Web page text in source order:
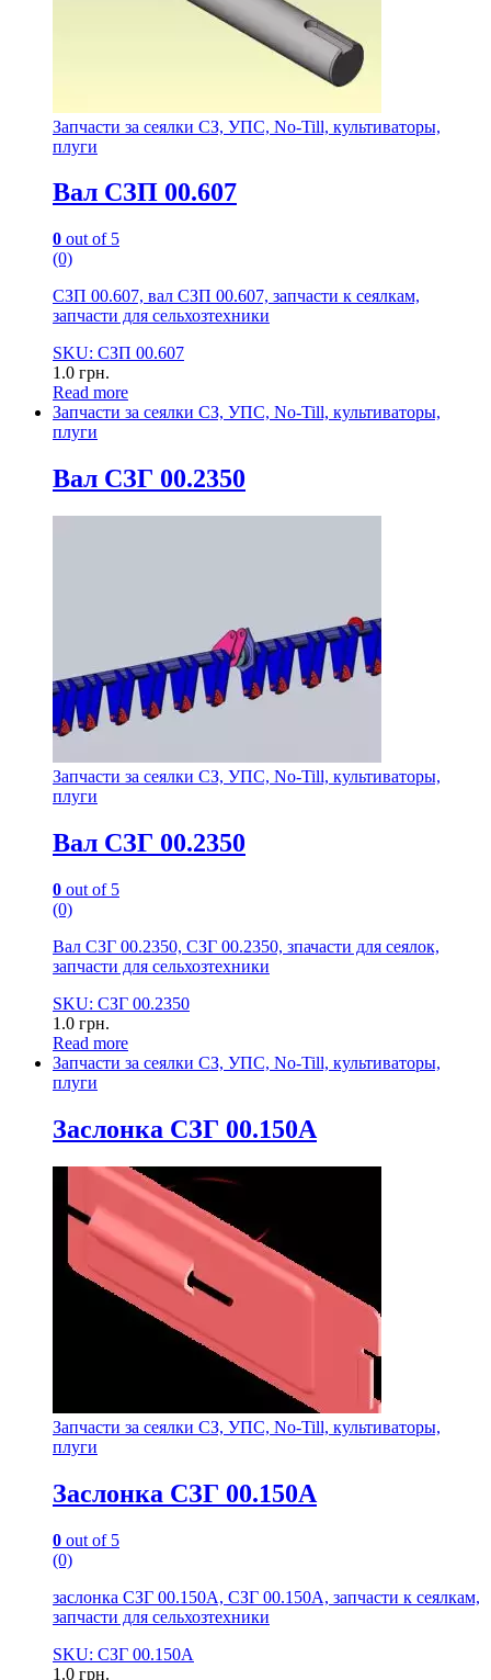
Запчасти за сеялки СЗ, УПС, No-Till, культиваторы,
плуги
Вал СЗП 00.607
0 out of 5
(0)
СЗП 00.607, вал СЗП 00.607, запчасти к сеялкам,
запчасти для сельхозтехники
SKU: СЗП 00.607
1.0 грн.
Read more
Запчасти за сеялки СЗ, УПС, No-Till, культиваторы,
плуги
Вал СЗГ 00.2350
Запчасти за сеялки СЗ, УПС, No-Till, культиваторы,
плуги
Вал СЗГ 00.2350
0 out of 5
(0)
Вал СЗГ 00.2350, СЗГ 00.2350, зпачасти для сеялок,
запчасти для сельхозтехники
SKU: СЗГ 00.2350
1.0 грн.
Read more
Запчасти за сеялки СЗ, УПС, No-Till, культиваторы,
плуги
Заслонка СЗГ 00.150А
Запчасти за сеялки СЗ, УПС, No-Till, культиваторы,
плуги
Заслонка СЗГ 00.150А
0 out of 5
(0)
заслонка СЗГ 00.150А, СЗГ 00.150А, запчасти к сеялкам,
запчасти для сельхозтехники
SKU: СЗГ 00.150А
1.0 грн.